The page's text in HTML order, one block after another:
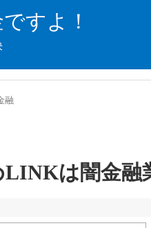
すよ！
融
は闇金融